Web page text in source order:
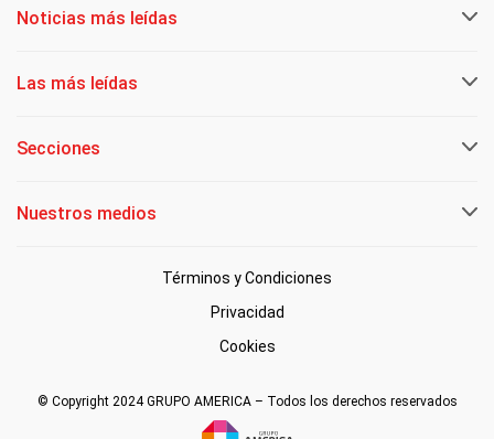
Noticias más leídas
Las más leídas
Secciones
Nuestros medios
Términos y Condiciones
Privacidad
Cookies
© Copyright 2024 GRUPO AMERICA – Todos los derechos reservados